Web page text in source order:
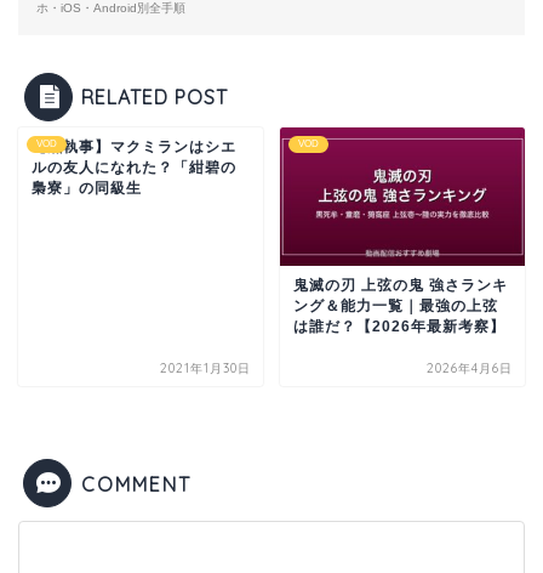
ホ・iOS・Android別全手順
RELATED POST
VOD
【黒執事】マクミランはシエ
ルの友人になれた？「紺碧の
梟寮」の同級生
2021年1月30日
VOD
鬼滅の刃 上弦の鬼 強さランキ
ング＆能力一覧｜最強の上弦
は誰だ？【2026年最新考察】
2026年4月6日
COMMENT